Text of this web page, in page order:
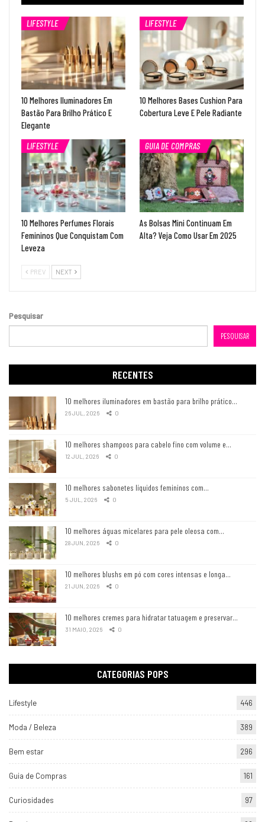
LIFESTYLE
10 Melhores Iluminadores Em
Bastão Para Brilho Prático E
Elegante
LIFESTYLE
10 Melhores Bases Cushion Para
Cobertura Leve E Pele Radiante
LIFESTYLE
10 Melhores Perfumes Florais
Femininos Que Conquistam Com
Leveza
GUIA DE COMPRAS
As Bolsas Mini Continuam Em
Alta? Veja Como Usar Em 2025
PREV NEXT
Pesquisar
PESQUISAR
RECENTES
10 melhores iluminadores em bastão para brilho prático…
26 JUL, 2026 0
10 melhores shampoos para cabelo fino com volume e…
12 JUL, 2026 0
10 melhores sabonetes líquidos femininos com…
5 JUL, 2026 0
10 melhores águas micelares para pele oleosa com…
28 JUN, 2026 0
10 melhores blushs em pó com cores intensas e longa…
21 JUN, 2026 0
10 melhores cremes para hidratar tatuagem e preservar…
31 MAIO, 2026 0
CATEGORIAS POPS
Lifestyle 446
Moda / Beleza 389
Bem estar 296
Guia de Compras 161
Curiosidades 97